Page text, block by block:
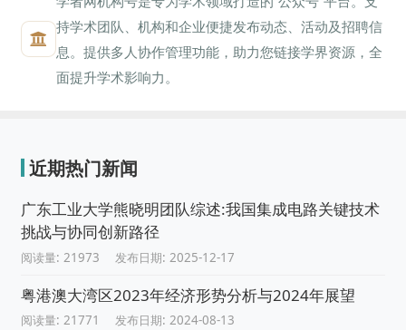
持学术团队、机构和企业便捷发布动态、活动及招聘信
息。提供多人协作管理功能，助力您链接学界资源，全
面提升学术影响力。
近期热门新闻
广东工业大学熊晓明团队综述:我国集成电路关键技术
挑战与协同创新路径
阅读量: 21973 发布日期: 2025-12-17
粤港澳大湾区2023年经济形势分析与2024年展望
阅读量: 21771 发布日期: 2024-08-13